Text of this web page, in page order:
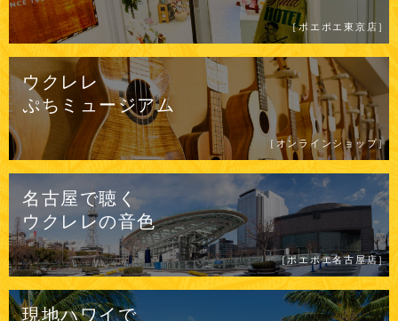
［ポエポエ東京店］
ウクレレ
ぷちミュージアム
［オンラインショップ］
名古屋で聴く
ウクレレの音色
［ポエポエ名古屋店］
現地ハワイで